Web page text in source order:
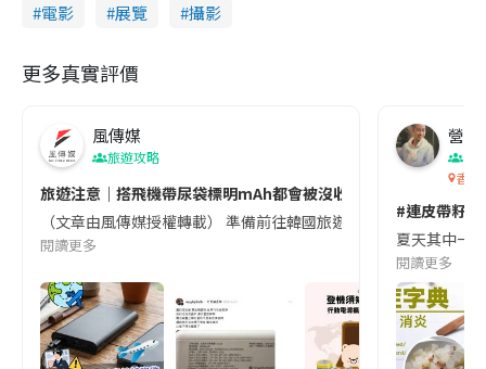
電影
展覽 攝影
更多真實評價
風傳媒
旅遊攻略
旅遊注意｜搭飛機帶尿袋標明mAh都會被沒收😱出發前切記檢查
（文章由風傳媒授權轉載） 準備前往韓國旅遊的民眾，近期要
閱讀更多
營養
香港
#連皮帶籽
夏天其中一
閱讀更多